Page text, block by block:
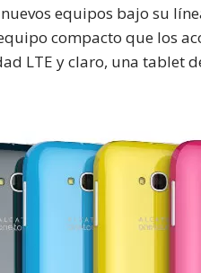
equipos bajo su
compacto que los
LTE y claro, una tablet